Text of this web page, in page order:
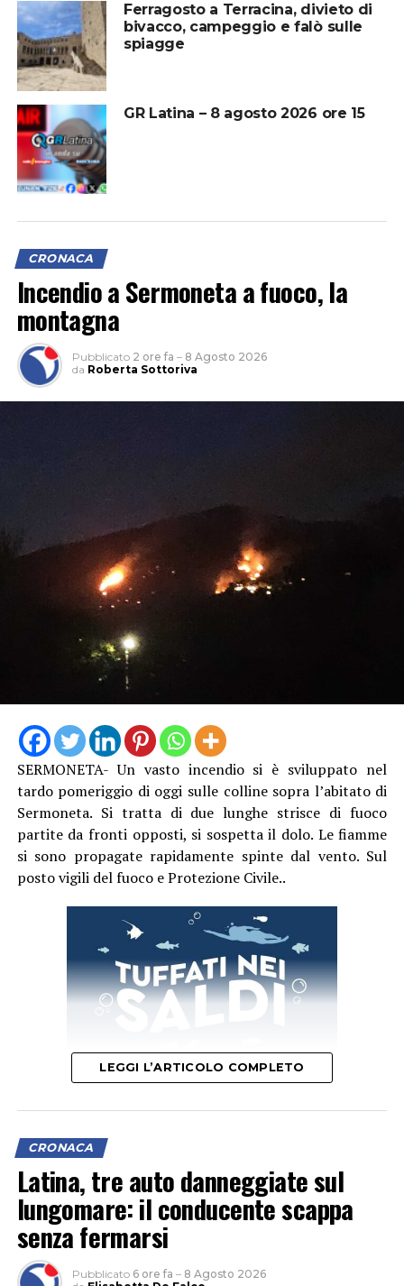
Ferragosto a Terracina, divieto di
bivacco, campeggio e falò sulle
spiagge
GR Latina – 8 agosto 2026 ore 15
CRONACA
Incendio a Sermoneta a fuoco, la
montagna
Pubblicato 2 ore fa – 8 Agosto 2026
da Roberta Sottoriva
SERMONETA- Un vasto incendio si è sviluppato nel
tardo pomeriggio di oggi sulle colline sopra l’abitato di
Sermoneta. Si tratta di due lunghe strisce di fuoco
partite da fronti opposti, si sospetta il dolo. Le fiamme
si sono propagate rapidamente spinte dal vento. Sul
posto vigili del fuoco e Protezione Civile..
LEGGI L’ARTICOLO COMPLETO
CRONACA
Latina, tre auto danneggiate sul
lungomare: il conducente scappa
senza fermarsi
Pubblicato 6 ore fa – 8 Agosto 2026